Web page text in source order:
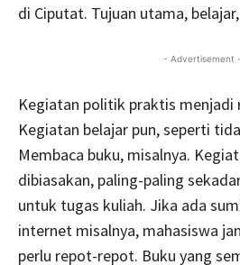
di Ciputat. Tujuan utama,
- Advertisement -
Kegiatan politik praktis
Kegiatan belajar pun, seperti
Membaca buku, misalnya.
dibiasakan, paling-paling
untuk tugas kuliah. Jika ada
internet misalnya, mahasiswa
perlu repot-repot. Buku yang